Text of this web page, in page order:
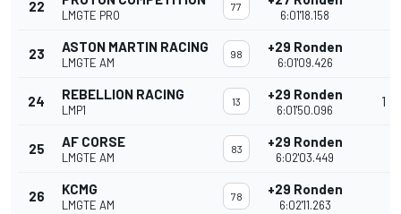
22
LMGTE PRO
77
6:01'18.158
23 ASTON MARTIN RACING
LMGTE AM
98 +29 Ronden
6:01'09.426
24 REBELLION RACING
LMP1
13 +29 Ronden
6:01'50.096
1
25 AF CORSE
LMGTE AM
83 +29 Ronden
6:02'03.449
26 KCMG
LMGTE AM
78 +29 Ronden
6:02'11.263